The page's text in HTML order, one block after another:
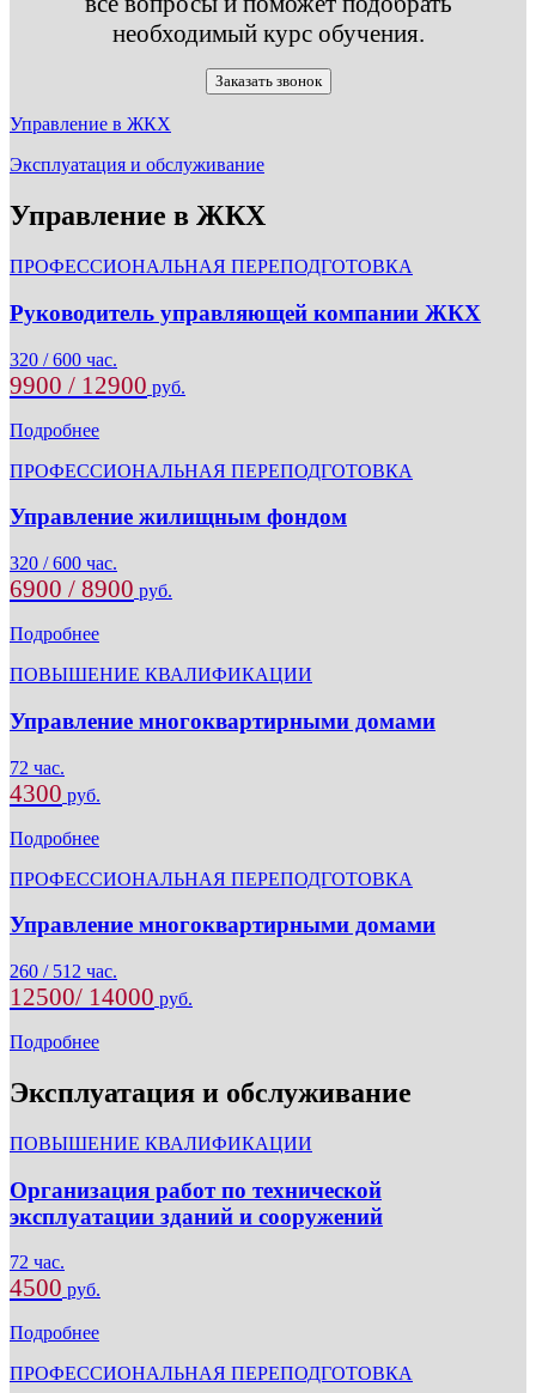
необходимый курс обучения.
Заказать звонок
Управление в ЖКХ
Эксплуатация и обслуживание
Управление в ЖКХ
ПРОФЕССИОНАЛЬНАЯ ПЕРЕПОДГОТОВКА
Руководитель управляющей компании ЖКХ
320 / 600 час.
9900 / 12900 руб.
Подробнее
ПРОФЕССИОНАЛЬНАЯ ПЕРЕПОДГОТОВКА
Управление жилищным фондом
320 / 600 час.
6900 / 8900 руб.
Подробнее
ПОВЫШЕНИЕ КВАЛИФИКАЦИИ
Управление многоквартирными домами
72 час.
4300 руб.
Подробнее
ПРОФЕССИОНАЛЬНАЯ ПЕРЕПОДГОТОВКА
Управление многоквартирными домами
260 / 512 час.
12500/ 14000 руб.
Подробнее
Эксплуатация и обслуживание
ПОВЫШЕНИЕ КВАЛИФИКАЦИИ
Организация работ по технической
эксплуатации зданий и сооружений
72 час.
4500 руб.
Подробнее
ПРОФЕССИОНАЛЬНАЯ ПЕРЕПОДГОТОВКА